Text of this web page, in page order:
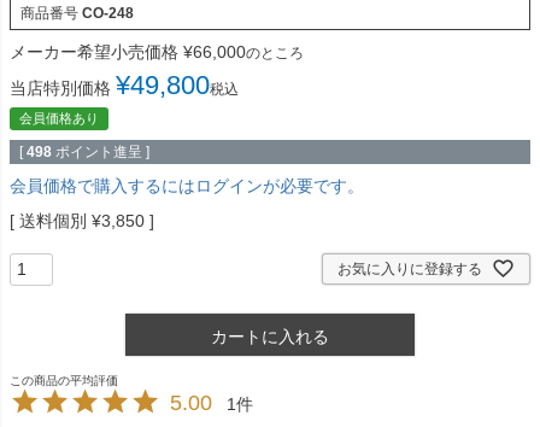
商品番号 CO-248
メーカー希望小売価格 ¥66,000のところ
当店特別価格 ¥49,800税込
会員価格あり
[ 498 ポイント進呈 ]
会員価格で購入するにはログインが必要です。
送料個別 ¥3,850
お気に入りに登録する
カートに入れる
5.00 1